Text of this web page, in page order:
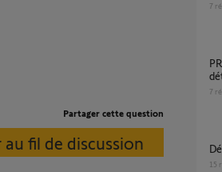
Partager cette question
fil de discussion
7
PROTEXIOM déclenchement intempestif
7
15